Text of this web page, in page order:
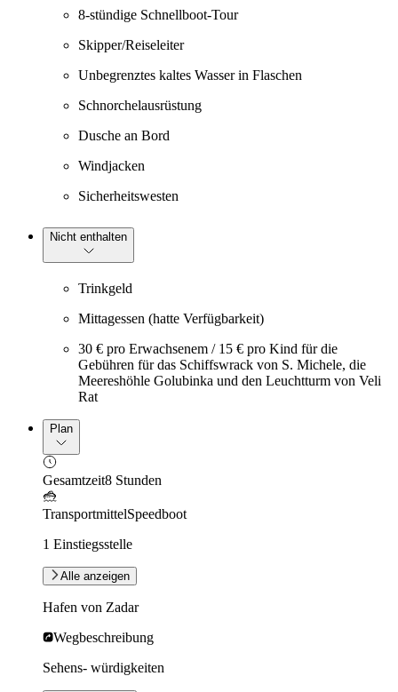
8-stündige Schnellboot-Tour
Skipper/Reiseleiter
Unbegrenztes kaltes Wasser in Flaschen
Schnorchelausrüstung
Dusche an Bord
Windjacken
Sicherheitswesten
Nicht enthalten
Trinkgeld
Mittagessen (hatte Verfügbarkeit)
30 € pro Erwachsenem / 15 € pro Kind für die
Gebühren für das Schiffswrack von S. Michele, die
Meereshöhle Golubinka und den Leuchtturm von Veli
Rat
Plan
Gesamtzeit8 Stunden
TransportmittelSpeedboot
1 Einstiegsstelle
Alle anzeigen
Hafen von Zadar
Wegbeschreibung
Sehens- würdigkeiten